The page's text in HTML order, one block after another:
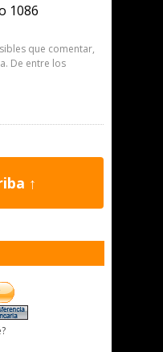
1086
que comentar,
De entre los
↑